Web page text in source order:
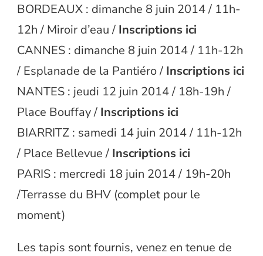
BORDEAUX : dimanche 8 juin 2014 / 11h-
12h / Miroir d’eau / Inscriptions ici
CANNES : dimanche 8 juin 2014 / 11h-12h
/ Esplanade de la Pantiéro / Inscriptions ici
NANTES : jeudi 12 juin 2014 / 18h-19h /
Place Bouffay / Inscriptions ici
BIARRITZ : samedi 14 juin 2014 / 11h-12h
/ Place Bellevue / Inscriptions ici
PARIS : mercredi 18 juin 2014 / 19h-20h
/Terrasse du BHV (complet pour le
moment)
Les tapis sont fournis, venez en tenue de